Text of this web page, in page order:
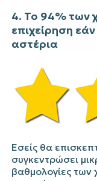
4. Το 94% των
επιχείρηση
αστέρια
Εσείς θα
συγκεντρώσει
βαθμολογίες των